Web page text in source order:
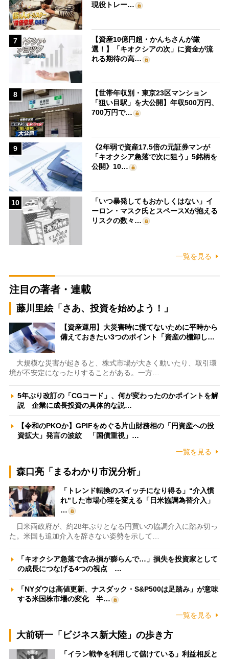
現役トレー…
7
【資産10億円超・かんちさんが厳
選！】「キオクシアの次」に資金が流
れる期待の高…
8
【世帯年収別・東京23区マンション
「狙い目駅」を大公開】年収500万円、
700万円で…
9
《2年弱で資産17.5倍の元証券マンが
「キオクシア急落で次に狙う」5銘柄を
公開》10…
10
「いつ暴発してもおかしくはない」イ
ーロン・マスク氏とスペースXが抱える
リスクの数々…
一覧を見る
注目の著者・連載
藤川里絵「さあ、投資を始めよう！」
【資産運用】大災害時に慌てないために平時から
備えておきたい3つのポイント「資産の棚卸し…
大規模な災害が起きると、株式市場が大きく動いたり、取引環
境が不安定になったりすることがある。一方…
5年ぶり改訂の「CGコード」、何が変わったのかポイントを解
説 企業に成長投資の具体的な説…
【令和のPKOか】GPIFをめぐる片山財務相の「円資産への投
資拡大」発言の波紋 「国債重視」…
一覧を見る
森口亮「まるわかり市況分析」
「トレンド転換のスイッチになり得る」“介入慣
れ”した市場心理を変える「日米協調為替介入」
…
日米両政府が、約28年ぶりとなる円買いの協調介入に踏み切っ
た。米国も追加介入を辞さない姿勢を示して…
「キオクシア急落で含み損が膨らんで…」損失を投資家として
の成長につなげる4つの視点 …
「NYダウは高値更新、ナスダック・S&P500は足踏み」が意味
する米国株市場の変化 半…
一覧を見る
大前研一「ビジネス新大陸」の歩き方
「イラン戦争を利用して儲けている」利益相反と